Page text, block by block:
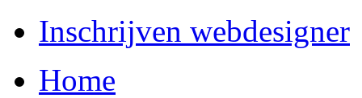
Inschrijven webdesigner
Home